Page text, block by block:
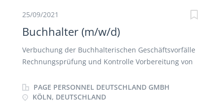
25/09/2021
Buchhalter (m/w/d)
Verbuchung der Buchhalterischen Geschäftsvorfälle
Rechnungsprüfung und Kontrolle Vorbereitung von
von Statistiken und Auswertungen
PAGE PERSONNEL DEUTSCHLAND GMBH
KÖLN, DEUTSCHLAND